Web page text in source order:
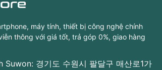
máy tính, thiết bị công nghệ chính
thông với giá tốt, trả góp 0%, giao hàng
Suwon: 경기도 수원시 팔달구 매산로1가